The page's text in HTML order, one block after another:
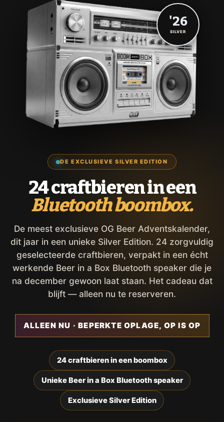
DE EXCLUSIEVE SILVER EDITION
24 craftbieren in een
Bluetooth boombox.
De meest exclusieve OG Beer Adventskalender,
dit jaar in een unieke Silver Edition. 24 zorgvuldig
geselecteerde craftbieren, verpakt in een écht
werkende Beer in a Box Bluetooth speaker die je
na december gewoon laat staan. Het cadeau dat
blijft — alleen nu te reserveren.
ALLEEN NU · BEPERKTE OPLAGE, OP IS OP
24 craftbieren in een boombox
Unieke Beer in a Box Bluetooth speaker
Exclusieve Silver Edition
'26
SILVER